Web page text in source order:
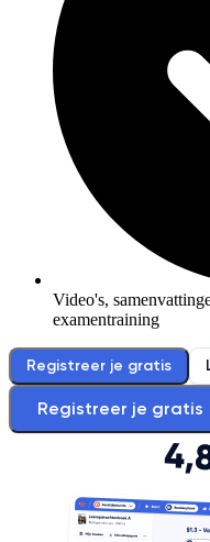
Video's,
examentraining
Registreer je gratis
Registreer je gratis